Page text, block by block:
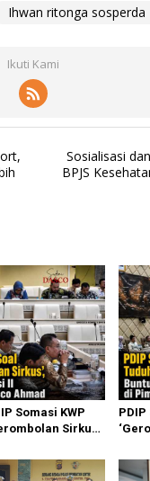
Ihwan ritonga sosperda
Ikuti Kami
Sosialisasi
BPJS
Somasi KWP
Sirkus’,
PDIP